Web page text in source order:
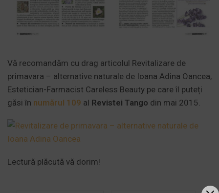
Vă recomandăm cu drag articolul Revitalizare de
primavara – alternative naturale de Ioana Adina Oancea,
Estetician-Farmacist Careless Beauty pe care îl puteți
găsi în numărul 109 al Revistei Tango din mai 2015.
Lectură plăcută vă dorim!